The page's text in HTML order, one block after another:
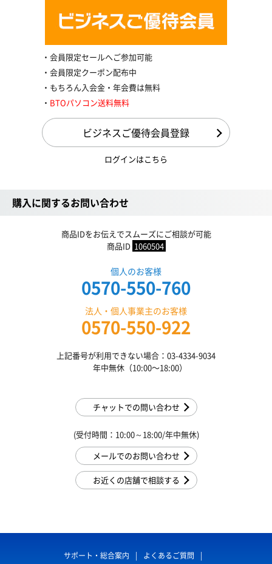
会員限定セールへご参加可能
会員限定クーポン配布中
もちろん入会金・年会費は無料
BTOパソコン送料無料
ビジネスご優待会員登録
ログインはこちら
購入に関するお問い合わせ
商品IDをお伝えでスムーズにご相談が可能
商品ID 1060504
個人のお客様
0570-550-760
法人・個人事業主のお客様
0570-550-922
上記番号が利用できない場合：03-4334-9034
年中無休（10:00〜18:00）
チャットでの問い合わせ
(受付時間：10:00～18:00/年中無休)
メールでのお問い合わせ
お近くの店舗で相談する
サポート・総合案内 よくあるご質問